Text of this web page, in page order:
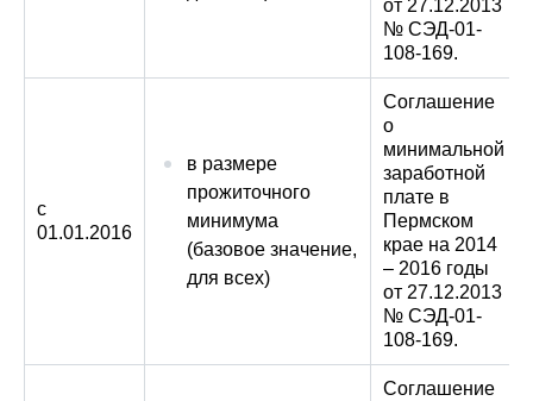
от 27.12.2013
№ СЭД-01-
108-169.
с
01.01.2016
в размере
прожиточного
минимума
(базовое значение,
для всех)
Соглашение
о
минимальной
заработной
плате в
Пермском
крае на 2014
– 2016 годы
от 27.12.2013
№ СЭД-01-
108-169.
Соглашение